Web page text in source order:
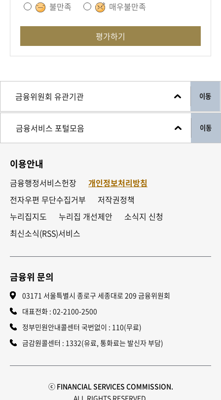
불만족
매우불만족
평가하기
이동
이동
이용안내
금융행정서비스헌장
개인정보처리방침
전자우편 무단수집거부
저작권정책
누리집지도
누리집 개선제안
소식지 신청
최신소식(RSS)서비스
금융위 문의
03171 서울특별시 종로구 세종대로 209 금융위원회
대표전화 : 02-2100-2500
정부민원안내콜센터 국번없이 : 110(무료)
금감원콜센터 : 1332(유료, 통화료는 발신자 부담)
ⓒ FINANCIAL SERVICES COMMISSION.
ALL RIGHTS RESERVED.